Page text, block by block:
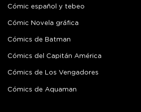
Cómic español y tebeo
Cómic Novela gráfica
Cómics de Batman
Cómics del Capitán América
Cómics de Los Vengadores
Cómics de Aquaman